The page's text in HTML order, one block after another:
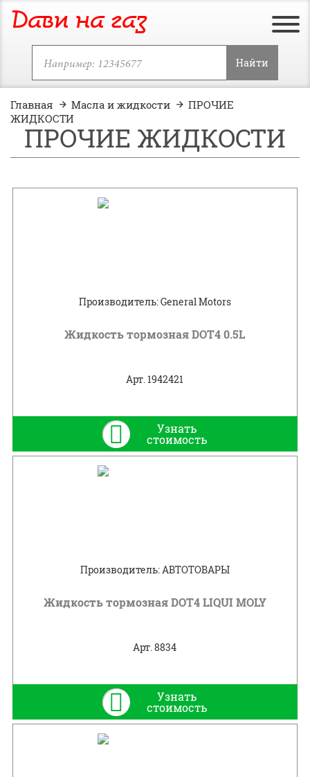
Дави на газ
Найти
Главная Масла и жидкости
ПРОЧИЕ
ЖИДКОСТИ
ПРОЧИЕ ЖИДКОСТИ
Производитель: General Motors
Жидкость тормозная DOT4 0.5L
Арт. 1942421
Узнать
стоимость
Производитель: АВТОТОВАРЫ
Жидкость тормозная DOT4 LIQUI MOLY
Арт. 8834
Узнать
стоимость